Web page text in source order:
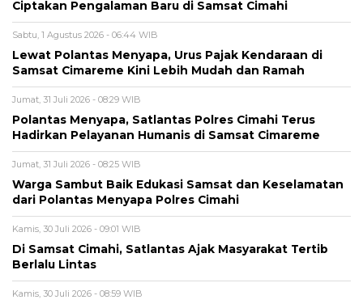
Ciptakan Pengalaman Baru di Samsat Cimahi
Sabtu, 1 Agustus 2026 - 06:44 WIB
Lewat Polantas Menyapa, Urus Pajak Kendaraan di
Samsat Cimareme Kini Lebih Mudah dan Ramah
Jumat, 31 Juli 2026 - 08:29 WIB
Polantas Menyapa, Satlantas Polres Cimahi Terus
Hadirkan Pelayanan Humanis di Samsat Cimareme
Jumat, 31 Juli 2026 - 08:25 WIB
Warga Sambut Baik Edukasi Samsat dan Keselamatan
dari Polantas Menyapa Polres Cimahi
Kamis, 30 Juli 2026 - 09:01 WIB
Di Samsat Cimahi, Satlantas Ajak Masyarakat Tertib
Berlalu Lintas
Kamis, 30 Juli 2026 - 08:59 WIB